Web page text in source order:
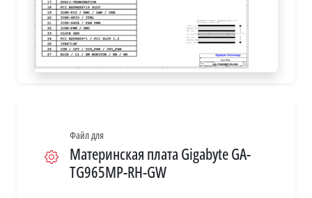
Файл для
Материнская плата Gigabyte GA-
TG965MP-RH-GW